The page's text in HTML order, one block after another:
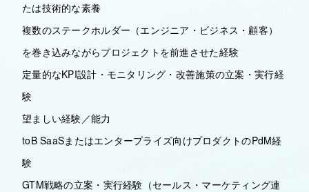
たは技術的な素養
複数のステークホルダー（エンジニア・ビジネス・顧客）
を巻き込みながらプロジェクトを前進させた経験
定量的なKPI設計・モニタリング・改善施策の立案・実行経
験
望ましい経験／能力
toB SaaSまたはエンタープライズ向けプロダクトのPdM経
験
GTM戦略の立案・実行経験（セールス・マーケティング連